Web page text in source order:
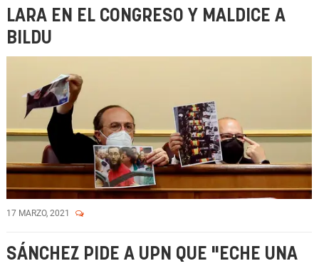
LARA EN EL CONGRESO Y MALDICE A
BILDU
17 MARZO, 2021
SÁNCHEZ PIDE A UPN QUE "ECHE UNA